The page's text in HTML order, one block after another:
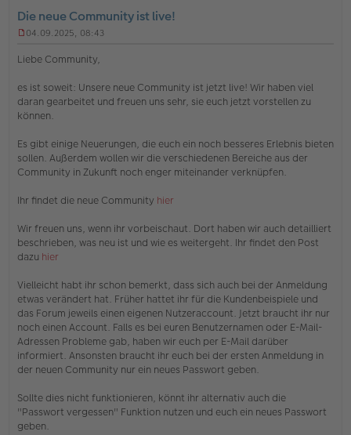
Die neue Community ist live!
g
l
e
s
e
r
B
t
a
g
04.09.2025, 08:43
Liebe Community,
es ist soweit: Unsere neue Community ist jetzt live! Wir haben viel
daran gearbeitet und freuen uns sehr, sie euch jetzt vorstellen zu
können.
Es gibt einige Neuerungen, die euch ein noch besseres Erlebnis bieten
sollen. Außerdem wollen wir die verschiedenen Bereiche aus der
Community in Zukunft noch enger miteinander verknüpfen.
Ihr findet die neue Community hier
Wir freuen uns, wenn ihr vorbeischaut. Dort haben wir auch detailliert
beschrieben, was neu ist und wie es weitergeht. Ihr findet den Post
dazu hier
Vielleicht habt ihr schon bemerkt, dass sich auch bei der Anmeldung
etwas verändert hat. Früher hattet ihr für die Kundenbeispiele und
das Forum jeweils einen eigenen Nutzeraccount. Jetzt braucht ihr nur
noch einen Account. Falls es bei euren Benutzernamen oder E-Mail-
Adressen Probleme gab, haben wir euch per E-Mail darüber
informiert. Ansonsten braucht ihr euch bei der ersten Anmeldung in
der neuen Community nur ein neues Passwort geben.
Sollte dies nicht funktionieren, könnt ihr alternativ auch die
"Passwort vergessen" Funktion nutzen und euch ein neues Passwort
geben.